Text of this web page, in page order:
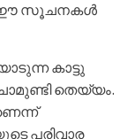
ഈ സൂചനകള്‍
കാട്ടു
തെയ്യം.
പരിവാര